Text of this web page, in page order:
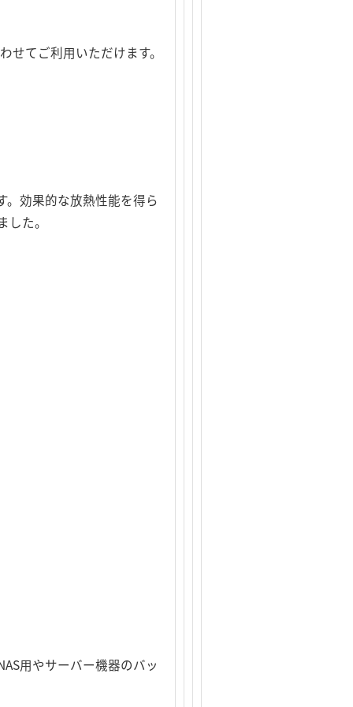
てご利用いただけます。
効果的な放熱性能を得ら
た。
用やサーバー機器のバッ